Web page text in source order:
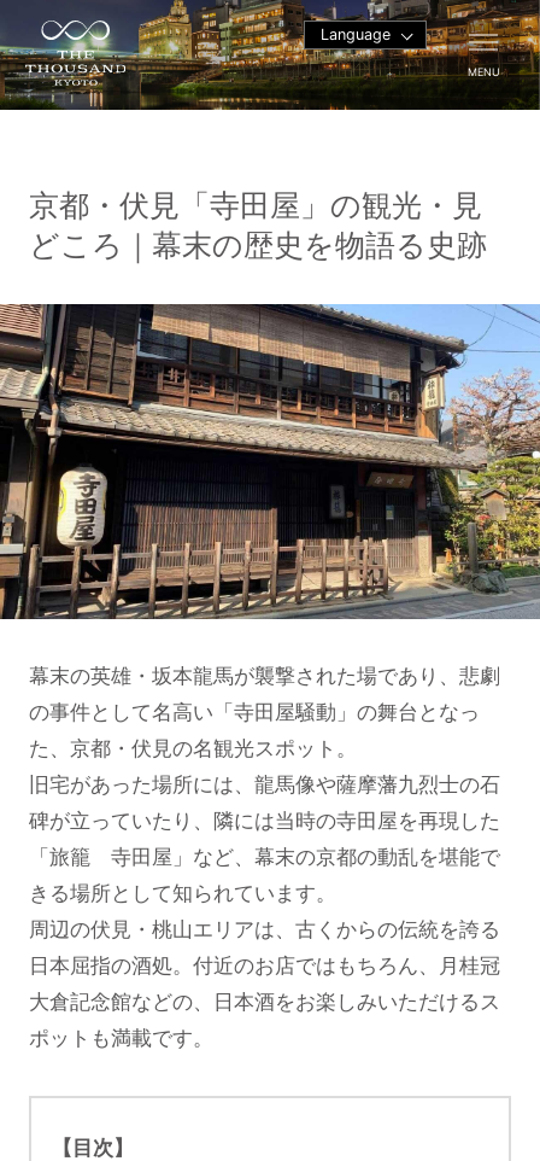
Language
MENU
京都・伏見「寺田屋」の観光・見
どころ｜幕末の歴史を物語る史跡
幕末の英雄・坂本龍馬が襲撃された場であり、悲劇
の事件として名高い「寺田屋騒動」の舞台となっ
た、京都・伏見の名観光スポット。
旧宅があった場所には、龍馬像や薩摩藩九烈士の石
碑が立っていたり、隣には当時の寺田屋を再現した
「旅籠 寺田屋」など、幕末の京都の動乱を堪能で
きる場所として知られています。
周辺の伏見・桃山エリアは、古くからの伝統を誇る
日本屈指の酒処。付近のお店ではもちろん、月桂冠
大倉記念館などの、日本酒をお楽しみいただけるス
ポットも満載です。
【目次】